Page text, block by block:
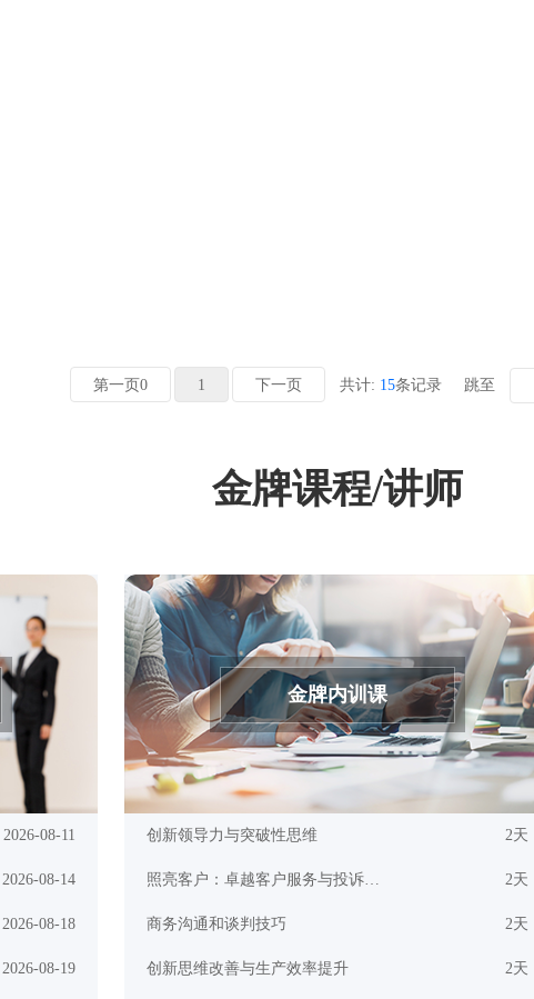
第一页0 1 下一页 共计: 15条记录 跳至
金牌课程/讲师
2026-08-11
2026-08-14
2026-08-18
2026-08-19
金牌内训课
创新领导力与突破性思维 2天
照亮客户：卓越客户服务与投诉处理培训 2天
商务沟通和谈判技巧 2天
创新思维改善与生产效率提升 2天